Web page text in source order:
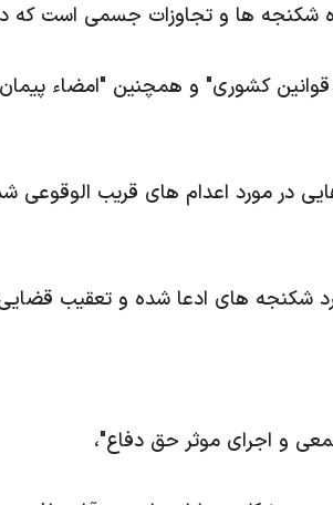
شکنجه ها و تجاوزات جسمی است که
کشوری" و همچنین "امضاء
در مورد اعدام های قریب الوقوعی
شکنجه های ادعا شده و تعقیب
و اجرای موثر حق دفاع"،